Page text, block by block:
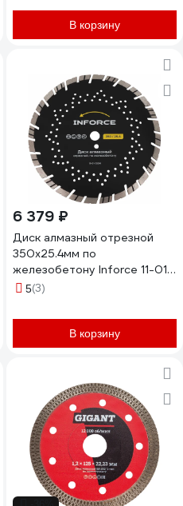
В корзину
6 379 ₽
Диск алмазный отрезной
350x25.4мм по
железобетону Inforce 11-01-
5104
5(3)
В корзину